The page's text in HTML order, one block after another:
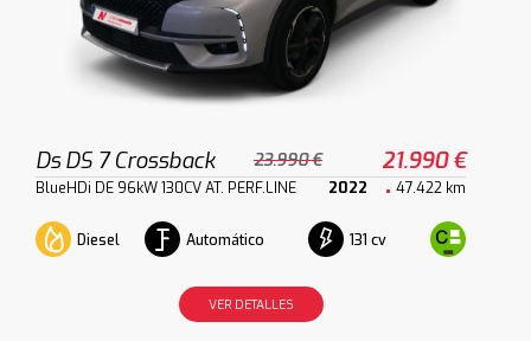
Ds DS 7 Crossback 23.990 € 21.990 €
BlueHDi DE 96kW 130CV AT. PERF.LINE 2022 47.422 km
Diesel Automático 131 cv
VER DETALLES